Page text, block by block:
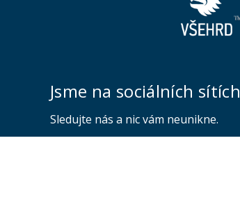
Jsme na sociálních sítích
Sledujte nás a nic vám neunikne.